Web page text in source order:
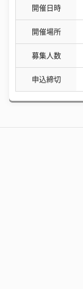
開催日時
開催場所
募集人数
申込締切